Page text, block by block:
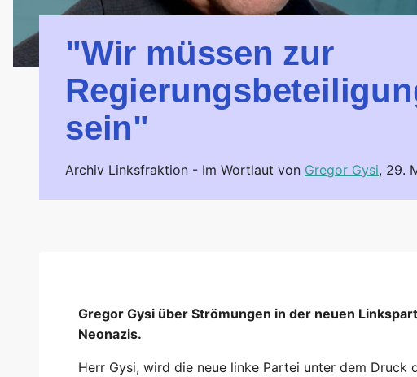
"Wir müssen zur
sein"
Archiv Linksfraktion - Im Wortlaut von Gregor Gysi, 29.
Gregor Gysi über Strömungen in der neuen
Neonazis.
Herr Gysi, wird die neue linke Partei unter dem Druck